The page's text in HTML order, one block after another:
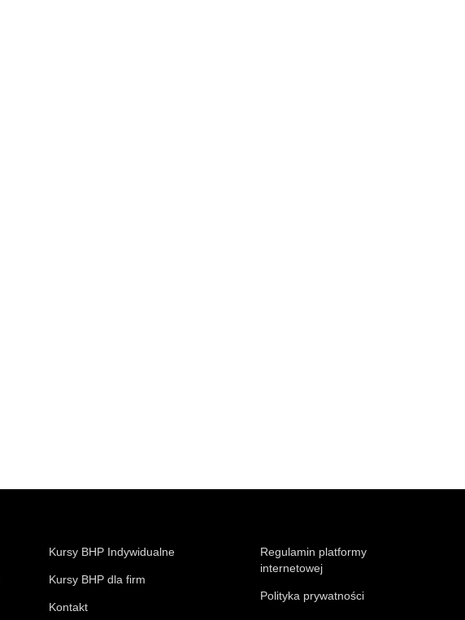
Kursy BHP Indywidualne
Kursy BHP dla firm
Kontakt
Regulamin platformy
internetowej
Polityka prywatności